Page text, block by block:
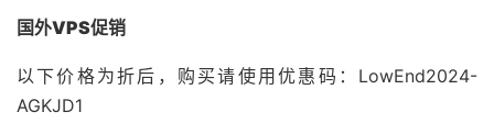
国外VPS促销
以下价格为折后，购买请使用优惠码：LowEnd2024-
AGKJD1